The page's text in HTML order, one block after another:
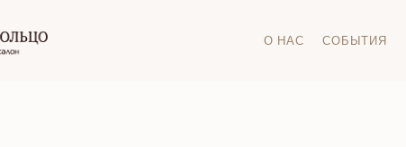
О НАС СОБЫТИЯ